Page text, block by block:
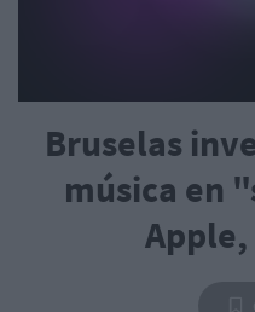
Bruselas
música en
Apple,